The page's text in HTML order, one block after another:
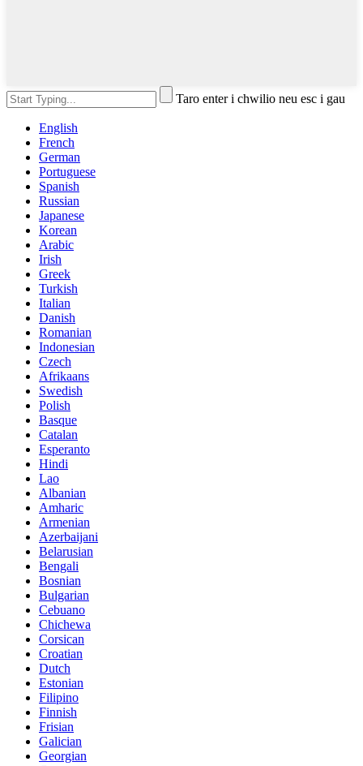
Taro enter i chwilio neu esc i gau
English
French
German
Portuguese
Spanish
Russian
Japanese
Korean
Arabic
Irish
Greek
Turkish
Italian
Danish
Romanian
Indonesian
Czech
Afrikaans
Swedish
Polish
Basque
Catalan
Esperanto
Hindi
Lao
Albanian
Amharic
Armenian
Azerbaijani
Belarusian
Bengali
Bosnian
Bulgarian
Cebuano
Chichewa
Corsican
Croatian
Dutch
Estonian
Filipino
Finnish
Frisian
Galician
Georgian